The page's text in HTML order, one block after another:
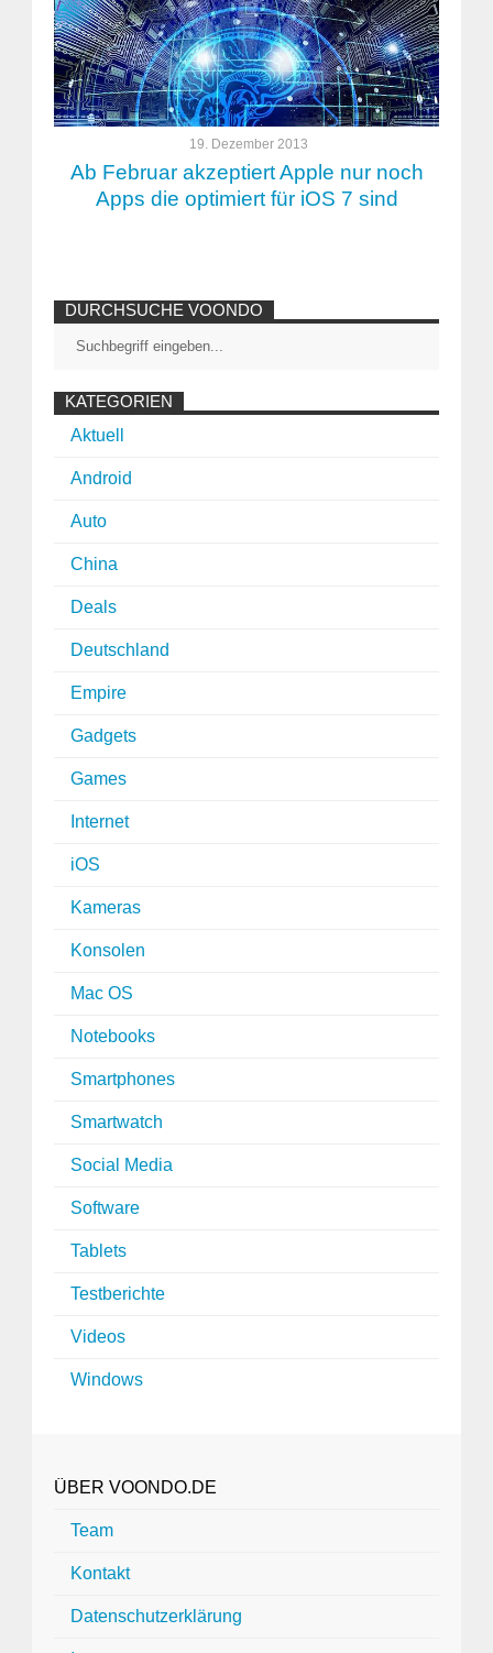
19. Dezember 2013
Ab Februar akzeptiert Apple nur noch
Apps die optimiert für iOS 7 sind
DURCHSUCHE VOONDO
KATEGORIEN
Aktuell
Android
Auto
China
Deals
Deutschland
Empire
Gadgets
Games
Internet
iOS
Kameras
Konsolen
Mac OS
Notebooks
Smartphones
Smartwatch
Social Media
Software
Tablets
Testberichte
Videos
Windows
ÜBER VOONDO.DE
Team
Kontakt
Datenschutzerklärung